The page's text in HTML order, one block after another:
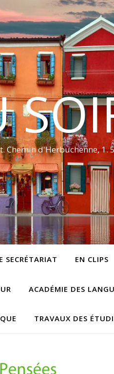
Chemin d'Herbuchenne, 1.
SECRÉTARIAT EN CLIPS
ACADÉMIE DES
TRAVAUX DES